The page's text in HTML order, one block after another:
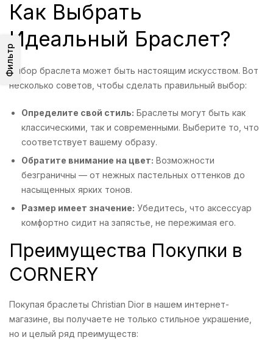
Фильтр
Как Выбрать
Идеальный Браслет?
Выбор браслета может быть настоящим искусством. Вот
несколько советов, чтобы сделать правильный выбор:
Определите свой стиль: Браслеты могут быть как
классическими, так и современными. Выберите то, что
соответствует вашему образу.
Обратите внимание на цвет: Возможности
безграничны — от нежных пастельных оттенков до
насыщенных ярких тонов.
Размер имеет значение: Убедитесь, что аксессуар
комфортно сидит на запястье, не пережимая его.
Преимущества Покупки в
CORNERY
Покупая браслеты Christian Dior в нашем интернет-
магазине, вы получаете не только стильное украшение,
но и целый ряд преимуществ: